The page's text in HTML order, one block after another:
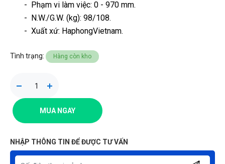
- Phạm vi làm việc: 0 - 970 mm.
- N.W./G.W. (kg): 98/108.
- Xuất xứ: HaphongVietnam.
Tình trạng: Hàng còn kho
MUA NGAY
NHẬP THÔNG TIN ĐỂ ĐƯỢC TƯ VẤN